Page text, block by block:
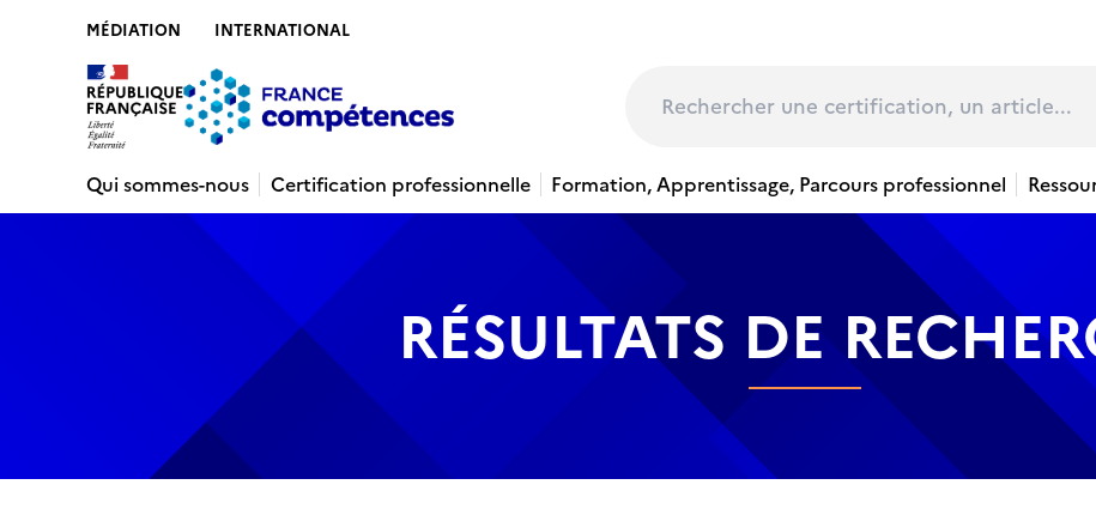
MÉDIATION INTERNATIONAL
Qui sommes-nous
Certification professionnelle Formation, Apprentissage, Parcours professionnel
RÉSULTATS DE